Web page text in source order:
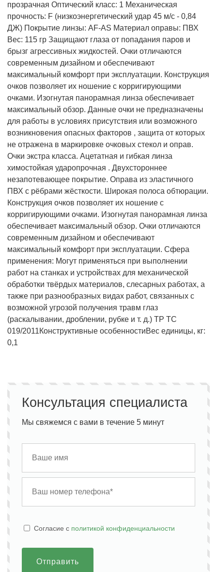
прозрачная Оптический класс: 1 Механическая
прочность: F (низкоэнергетический удар 45 м/с - 0,84
ДЖ) Покрытие линзы: AF-AS Материал оправы: ПВХ
Вес: 115 гр Защищают глаза от попадания паров и
брызг агрессивных жидкостей. Очки отличаются
современным дизайном и обеспечивают
максимальный комфорт при эксплуатации. Конструкция
очков позволяет их ношение с корригирующими
очками. Изогнутая панорамная линза обеспечивает
максимальный обзор. Данные очки не предназначены
для работы в условиях присутствия или возможного
возникновения опасных факторов , защита от которых
не отражена в маркировке очковых стекол и оправ.
Очки экстра класса. Ацетатная и гибкая линза
химостойкая ударопрочная . Двухстороннее
незапотевающее покрытие. Оправа из эластичного
ПВХ с рёбрами жёсткости. Широкая полоса обтюрации.
Конструкция очков позволяет их ношение с
корригирующими очками. Изогнутая панорамная линза
обеспечивает максимальный обзор. Очки отличаются
современным дизайном и обеспечивают
максимальный комфорт при эксплуатации. Сфера
применения: Могут применяться при выполнении
работ на станках и устройствах для механической
обработки твёрдых материалов, слесарных работах, а
также при разнообразных видах работ, связанных с
возможной угрозой получения травм глаз
(раскалывании, дроблении, рубке и т. д.) ТР ТС
019/2011Конструктивные особенностиВес единицы, кг:
0,1
Консультация специалиста
Мы свяжемся с вами в течение 5 минут
Cогласие с политикой конфиденциальности
Отправить